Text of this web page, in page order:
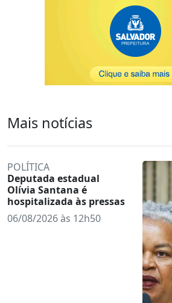
Mais notícias
POLÍTICA
Deputada estadual
Olívia Santana é
hospitalizada às pressas
06/08/2026 às 12h50